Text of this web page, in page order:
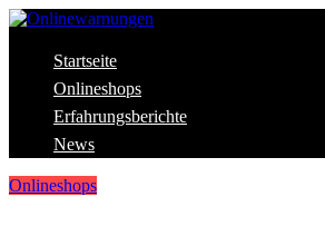
Skip
content
Onlinewarnungen
Aktuelle Warnungen vor Gefahren im Internet
Startseite
Onlineshops
Erfahrungsberichte
News
Onlineshops